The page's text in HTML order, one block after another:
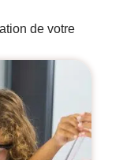
de votre